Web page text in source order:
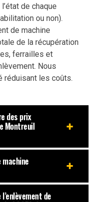
de chaque
ou non).
de machine
de la récupération
ferrailles et
Nous
réduisant les coûts.
des prix
Montreuil
machine
de